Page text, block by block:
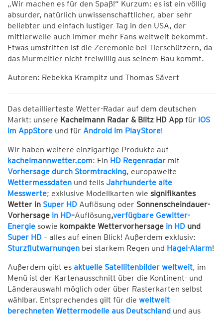
„Wir machen es für den Spaß!“ Kurzum: es ist ein völlig
absurder, natürlich unwissenschaftlicher, aber sehr
beliebter und einfach lustiger Tag in den USA, der
mittlerweile auch immer mehr Fans weltweit bekommt.
Etwas umstritten ist die Zeremonie bei Tierschützern, da
das Murmeltier nicht freiwillig aus seinem Bau kommt.
Autoren: Rebekka Krampitz und Thomas Sävert
Das detaillierteste Wetter-Radar auf dem deutschen
Markt: unsere Kachelmann Radar & Blitz HD App für iOS
im AppStore und für Android im PlayStore!
Wir haben weitere einzigartige Produkte auf
kachelmannwetter.com: Ein HD Regenradar mit
Vorhersage durch Stormtracking, europaweite
Wettermessdaten und teils Jahrhunderte alte
Messwerte; exklusive Modellkarten wie signifikantes
Wetter in Super HD Auflösung oder Sonnenscheindauer-
Vorhersage in HD–Auflösung,verfügbare Gewitter-
Energie sowie kompakte Wettervorhersage in HD und
Super HD – alles auf einen Blick! Außerdem exklusiv:
Sturzflutwarnungen bei starkem Regen und Hagel-Alarm!
Außerdem gibt es aktuelle Satellitenbilder weltweit, im
Menü ist der Kartenausschnitt über die Kontinent- und
Länderauswahl möglich oder über Rasterkarten selbst
wählbar. Entsprechendes gilt für die weltweit
berechneten Wettermodelle aus Deutschland und aus